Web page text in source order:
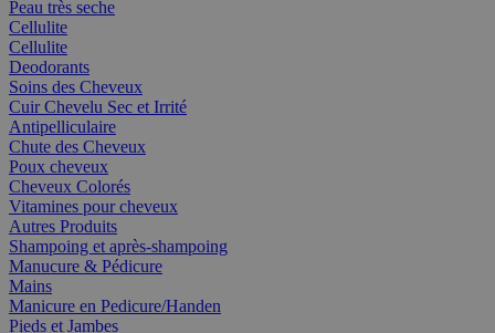
Peau très seche
Cellulite
Cellulite
Deodorants
Soins des Cheveux
Cuir Chevelu Sec et Irrité
Antipelliculaire
Chute des Cheveux
Poux cheveux
Cheveux Colorés
Vitamines pour cheveux
Autres Produits
Shampoing et après-shampoing
Manucure & Pédicure
Mains
Manicure en Pedicure/Handen
Pieds et Jambes